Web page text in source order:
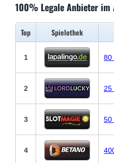
100% Legale Anbieter im
Top Spielothek
1 80
2 25
3 50
4